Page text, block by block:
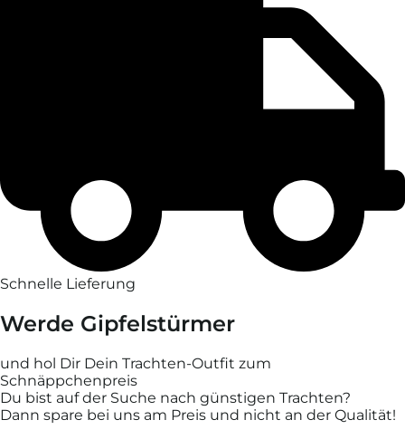
Schnelle Lieferung
Werde Gipfelstürmer
und hol Dir Dein Trachten-Outfit zum
Schnäppchenpreis
Du bist auf der Suche nach günstigen Trachten?
Dann spare bei uns am Preis und nicht an der Qualität!